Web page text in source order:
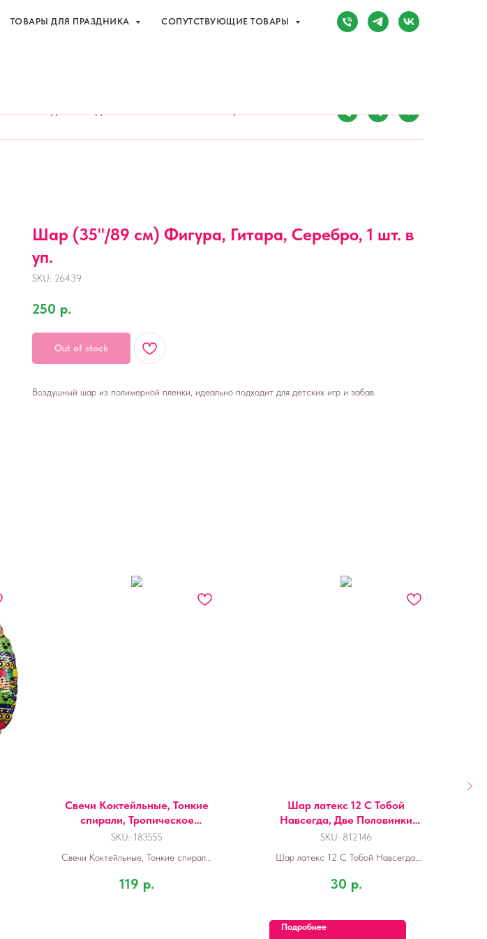
Сочи, Адлер,ул. Мира, д. 14
ТОВАРЫ ДЛЯ ПРАЗДНИКА СОПУТСТВУЮЩИЕ ТОВАРЫ
ТОВАРЫ ДЛЯ ПРАЗДНИКА СОПУТСТВУЮЩИЕ ТОВАРЫ
Шар (35''/89 см) Фигура, Гитара, Серебро, 1 шт. в
уп.
SKU: 26439
250 р.
Out of stock
Воздушный шар из полимерной пленки, идеально подходит для детских игр и забав.
Свечи Коктейльные, Тонкие
спирали, Тропическое
ассорти, 0,3*15 см, 12 шт. с
SKU: 183555
Свечи Коктейльные, Тонкие спирали,
шт.
119 р.
Шар латекс 12 С Тобой
Навсегда, Две Половинки
Счастья, Белый
SKU: 812146
Шар латекс 12 С Тобой Навсегда,
30 р.
Подробнее